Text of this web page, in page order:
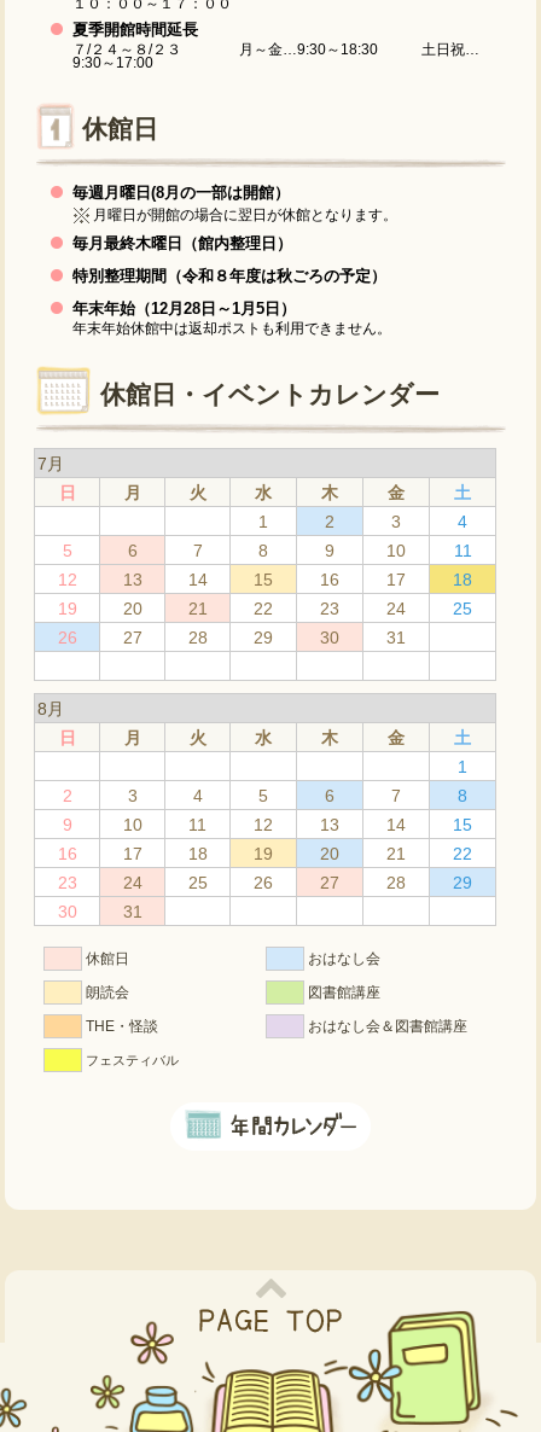
１０：００～１７：００
夏季開館時間延長
７/２４～８/２３ 月～金…9:30～18:30 土日祝…
9:30～17:00
休館日
毎週月曜日(8月の一部は開館）
月曜日が開館の場合に翌日が休館となります。
毎月最終木曜日（館内整理日）
特別整理期間（令和８年度は秋ごろの予定）
年末年始（12月28日～1月5日）
年末年始休館中は返却ポストも利用できません。
休館日・イベントカレンダー
7月
日
月 火 水 木 金
土
1
2 3
4
5
6 7 8 9 10
11
12
13 14 15 16 17
18
19
20 21 22 23 24
25
26
27 28 29 30 31
8月
日
月 火 水 木 金
土
1
2
3 4 5 6 7
8
9
10 11 12 13 14
15
16
17 18 19 20 21
22
23
24 25 26 27 28
29
30
31
休館日
おはなし会
朗読会
図書館講座
THE・怪談
おはなし会＆図書館講座
フェスティバル